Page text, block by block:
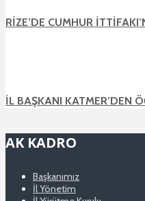
RİZE’DE CUMHUR
İL BAŞKANI KATMER’DEN
AK KADRO
Başkanımız
İl Yönetim